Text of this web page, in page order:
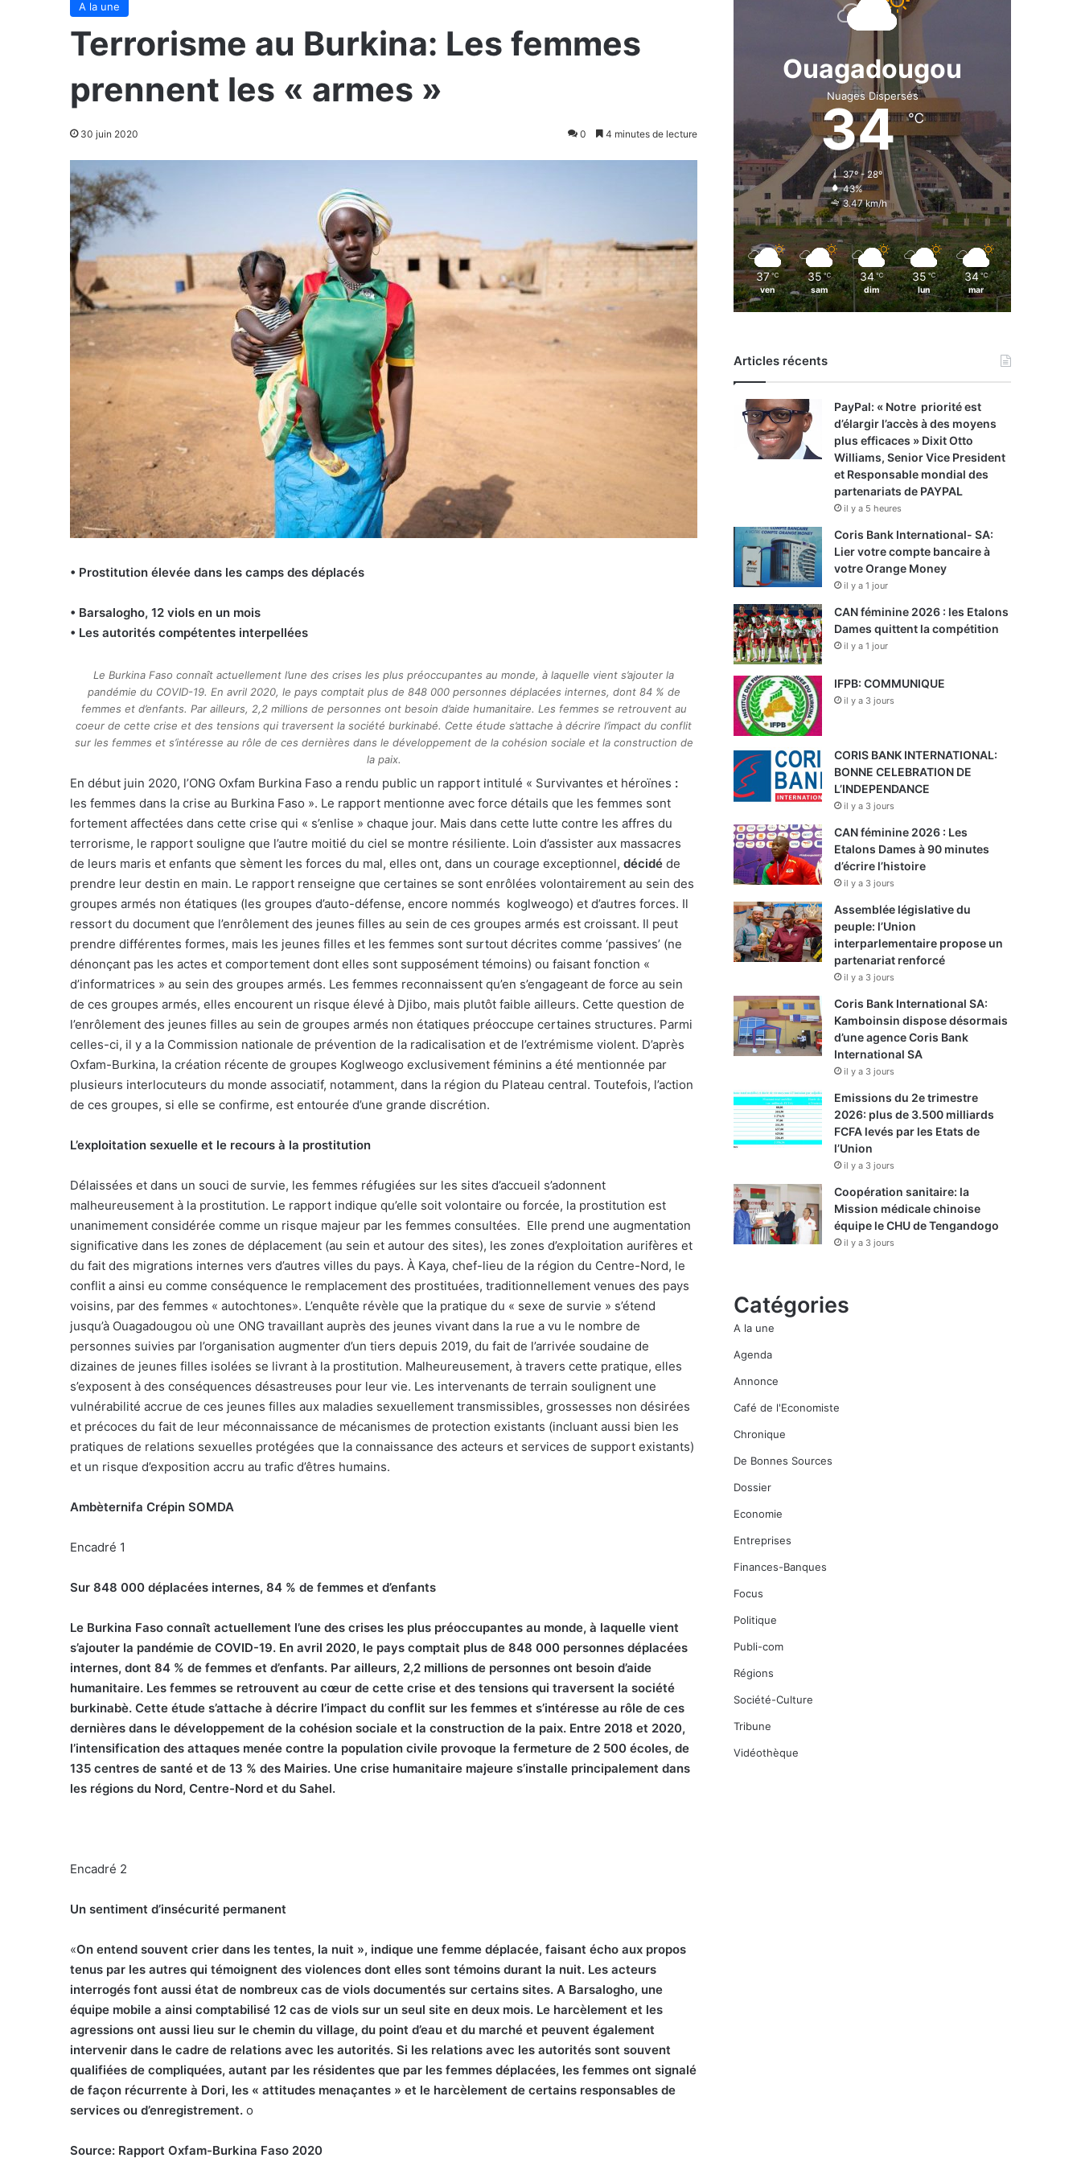
A la une
Terrorisme au Burkina: Les femmes
prennent les « armes »
30 juin 2020 0 4 minutes de lecture
• Prostitution élevée dans les camps des déplacés
• Barsalogho, 12 viols en un mois
• Les autorités compétentes interpellées
Le Burkina Faso connaît actuellement l’une des crises les plus préoccupantes au monde, à laquelle vient s’ajouter la
pandémie du COVID-19. En avril 2020, le pays comptait plus de 848 000 personnes déplacées internes, dont 84 % de
femmes et d’enfants. Par ailleurs, 2,2 millions de personnes ont besoin d’aide humanitaire. Les femmes se retrouvent au
coeur de cette crise et des tensions qui traversent la société burkinabé. Cette étude s’attache à décrire l’impact du conflit
sur les femmes et s’intéresse au rôle de ces dernières dans le développement de la cohésion sociale et la construction de
la paix.
En début juin 2020, l’ONG Oxfam Burkina Faso a rendu public un rapport intitulé « Survivantes et héroïnes :
les femmes dans la crise au Burkina Faso ». Le rapport mentionne avec force détails que les femmes sont
fortement affectées dans cette crise qui « s’enlise » chaque jour. Mais dans cette lutte contre les affres du
terrorisme, le rapport souligne que l’autre moitié du ciel se montre résiliente. Loin d’assister aux massacres
de leurs maris et enfants que sèment les forces du mal, elles ont, dans un courage exceptionnel, décidé de
prendre leur destin en main. Le rapport renseigne que certaines se sont enrôlées volontairement au sein des
groupes armés non étatiques (les groupes d’auto-défense, encore nommés koglweogo) et d’autres forces. Il
ressort du document que l’enrôlement des jeunes filles au sein de ces groupes armés est croissant. Il peut
prendre différentes formes, mais les jeunes filles et les femmes sont surtout décrites comme ‘passives’ (ne
dénonçant pas les actes et comportement dont elles sont supposément témoins) ou faisant fonction «
d’informatrices » au sein des groupes armés. Les femmes reconnaissent qu’en s’engageant de force au sein
de ces groupes armés, elles encourent un risque élevé à Djibo, mais plutôt faible ailleurs. Cette question de
l’enrôlement des jeunes filles au sein de groupes armés non étatiques préoccupe certaines structures. Parmi
celles-ci, il y a la Commission nationale de prévention de la radicalisation et de l’extrémisme violent. D’après
Oxfam-Burkina, la création récente de groupes Koglweogo exclusivement féminins a été mentionnée par
plusieurs interlocuteurs du monde associatif, notamment, dans la région du Plateau central. Toutefois, l’action
de ces groupes, si elle se confirme, est entourée d’une grande discrétion.
L’exploitation sexuelle et le recours à la prostitution
Délaissées et dans un souci de survie, les femmes réfugiées sur les sites d’accueil s’adonnent
malheureusement à la prostitution. Le rapport indique qu’elle soit volontaire ou forcée, la prostitution est
unanimement considérée comme un risque majeur par les femmes consultées. Elle prend une augmentation
significative dans les zones de déplacement (au sein et autour des sites), les zones d’exploitation aurifères et
du fait des migrations internes vers d’autres villes du pays. À Kaya, chef-lieu de la région du Centre-Nord, le
conflit a ainsi eu comme conséquence le remplacement des prostituées, traditionnellement venues des pays
voisins, par des femmes « autochtones». L’enquête révèle que la pratique du « sexe de survie » s’étend
jusqu’à Ouagadougou où une ONG travaillant auprès des jeunes vivant dans la rue a vu le nombre de
personnes suivies par l’organisation augmenter d’un tiers depuis 2019, du fait de l’arrivée soudaine de
dizaines de jeunes filles isolées se livrant à la prostitution. Malheureusement, à travers cette pratique, elles
s’exposent à des conséquences désastreuses pour leur vie. Les intervenants de terrain soulignent une
vulnérabilité accrue de ces jeunes filles aux maladies sexuellement transmissibles, grossesses non désirées
et précoces du fait de leur méconnaissance de mécanismes de protection existants (incluant aussi bien les
pratiques de relations sexuelles protégées que la connaissance des acteurs et services de support existants)
et un risque d’exposition accru au trafic d’êtres humains.
Ambèternifa Crépin SOMDA
Encadré 1
Sur 848 000 déplacées internes, 84 % de femmes et d’enfants
Le Burkina Faso connaît actuellement l’une des crises les plus préoccupantes au monde, à laquelle vient
s’ajouter la pandémie de COVID-19. En avril 2020, le pays comptait plus de 848 000 personnes déplacées
internes, dont 84 % de femmes et d’enfants. Par ailleurs, 2,2 millions de personnes ont besoin d’aide
humanitaire. Les femmes se retrouvent au cœur de cette crise et des tensions qui traversent la société
burkinabè. Cette étude s’attache à décrire l’impact du conflit sur les femmes et s’intéresse au rôle de ces
dernières dans le développement de la cohésion sociale et la construction de la paix. Entre 2018 et 2020,
l’intensification des attaques menée contre la population civile provoque la fermeture de 2 500 écoles, de
135 centres de santé et de 13 % des Mairies. Une crise humanitaire majeure s’installe principalement dans
les régions du Nord, Centre-Nord et du Sahel.
Encadré 2
Un sentiment d’insécurité permanent
«On entend souvent crier dans les tentes, la nuit », indique une femme déplacée, faisant écho aux propos
tenus par les autres qui témoignent des violences dont elles sont témoins durant la nuit. Les acteurs
interrogés font aussi état de nombreux cas de viols documentés sur certains sites. A Barsalogho, une
équipe mobile a ainsi comptabilisé 12 cas de viols sur un seul site en deux mois. Le harcèlement et les
agressions ont aussi lieu sur le chemin du village, du point d’eau et du marché et peuvent également
intervenir dans le cadre de relations avec les autorités. Si les relations avec les autorités sont souvent
qualifiées de compliquées, autant par les résidentes que par les femmes déplacées, les femmes ont signalé
de façon récurrente à Dori, les « attitudes menaçantes » et le harcèlement de certains responsables de
services ou d’enregistrement. o
Source: Rapport Oxfam-Burkina Faso 2020
Ouagadougou
Nuages Dispersés
34℃
37º - 28º
43%
3.47 km/h
37 ℃
ven
35 ℃
sam
34 ℃
dim
35 ℃
lun
34 ℃
mar
Articles récents
PayPal: « Notre priorité est
d’élargir l’accès à des moyens
plus efficaces » Dixit Otto
Williams, Senior Vice President
et Responsable mondial des
partenariats de PAYPAL
il y a 5 heures
Coris Bank International- SA:
Lier votre compte bancaire à
votre Orange Money
il y a 1 jour
CAN féminine 2026 : les Etalons
Dames quittent la compétition
il y a 1 jour
IFPB: COMMUNIQUE
il y a 3 jours
CORIS BANK INTERNATIONAL:
BONNE CELEBRATION DE
L’INDEPENDANCE
il y a 3 jours
CAN féminine 2026 : Les
Etalons Dames à 90 minutes
d’écrire l’histoire
il y a 3 jours
Assemblée législative du
peuple: l’Union
interparlementaire propose un
partenariat renforcé
il y a 3 jours
Coris Bank International SA:
Kamboinsin dispose désormais
d’une agence Coris Bank
International SA
il y a 3 jours
Emissions du 2e trimestre
2026: plus de 3.500 milliards
FCFA levés par les Etats de
l’Union
il y a 3 jours
Coopération sanitaire: la
Mission médicale chinoise
équipe le CHU de Tengandogo
il y a 3 jours
Catégories
A la une
Agenda
Annonce
Café de l'Economiste
Chronique
De Bonnes Sources
Dossier
Economie
Entreprises
Finances-Banques
Focus
Politique
Publi-com
Régions
Société-Culture
Tribune
Vidéothèque